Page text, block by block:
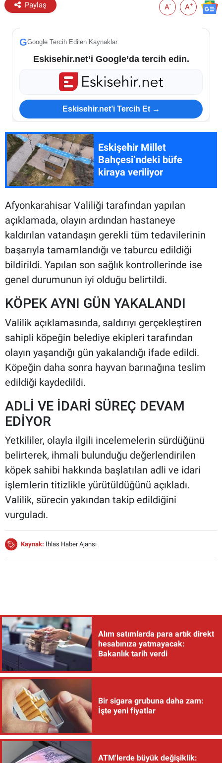
Paylaş A- A+
GGoogle Tercih Edilen Kaynaklar
Eskisehir.net’i Google’da tercih edin.
Eskisehir.net’i Tercih Et →
Eskişehir Millet
Bahçesi’ndeki büfe
kiraya veriliyor
Afyonkarahisar Valiliği tarafından yapılan
açıklamada, olayın ardından hastaneye
kaldırılan vatandaşın gerekli tüm tedavilerinin
başarıyla tamamlandığı ve taburcu edildiği
bildirildi. Yapılan son sağlık kontrollerinde ise
genel durumunun iyi olduğu belirtildi.
KÖPEK AYNI GÜN YAKALANDI
Valilik açıklamasında, saldırıyı gerçekleştiren
sahipli köpeğin belediye ekipleri tarafından
olayın yaşandığı gün yakalandığı ifade edildi.
Köpeğin daha sonra hayvan barınağına teslim
edildiği kaydedildi.
ADLİ VE İDARİ SÜREÇ DEVAM
EDİYOR
Yetkililer, olayla ilgili incelemelerin sürdüğünü
belirterek, ihmali bulunduğu değerlendirilen
köpek sahibi hakkında başlatılan adli ve idari
işlemlerin titizlikle yürütüldüğünü açıkladı.
Valilik, sürecin yakından takip edildiğini
vurguladı.
Kaynak: İhlas Haber Ajansı
Alım satımlarda para artık direkt
hesabınıza yatmayacak:
Bakanlık tarih verdi
Bir sigara grubuna daha zam:
İşte yeni fiyatlar
ATM'lerde büyük değişiklik: